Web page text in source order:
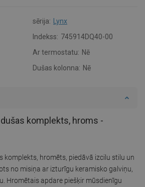
sērija:
Lynx
Indekss: 745914DQ40-00
Ar termostatu: Nē
Dušas kolonna: Nē
komplekts, hroms -
komplekts, hromēts, piedāvā izcilu stilu un
no misiņa ar izturīgu keramisko galviņu,
Hromētais apdare piešķir mūsdienīgu